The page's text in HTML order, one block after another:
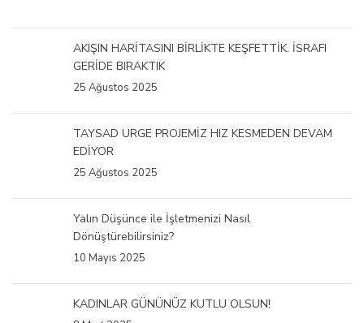
AKIŞIN HARİTASINI BİRLİKTE KEŞFETTİK. İSRAFI
GERİDE BIRAKTIK
25 Ağustos 2025
TAYSAD URGE PROJEMİZ HIZ KESMEDEN DEVAM
EDİYOR
25 Ağustos 2025
Yalın Düşünce ile İşletmenizi Nasıl
Dönüştürebilirsiniz?
10 Mayıs 2025
KADINLAR GÜNÜNÜZ KUTLU OLSUN!